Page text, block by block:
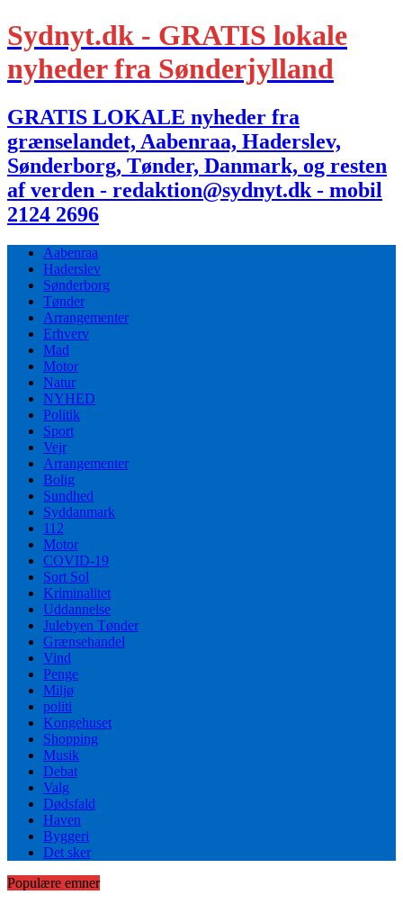
Sydnyt.dk - GRATIS lokale
nyheder fra Sønderjylland
GRATIS LOKALE nyheder fra
grænselandet, Aabenraa, Haderslev,
Sønderborg, Tønder, Danmark, og resten
af verden - redaktion@sydnyt.dk - mobil
2124 2696
Aabenraa
Haderslev
Sønderborg
Tønder
Arrangementer
Erhverv
Mad
Motor
Natur
NYHED
Politik
Sport
Vejr
Arrangementer
Bolig
Sundhed
Syddanmark
112
Motor
COVID-19
Sort Sol
Kriminalitet
Uddannelse
Julebyen Tønder
Grænsehandel
Vind
Penge
Miljø
politi
Kongehuset
Shopping
Musik
Debat
Valg
Dødsfald
Haven
Byggeri
Det sker
Populære emner